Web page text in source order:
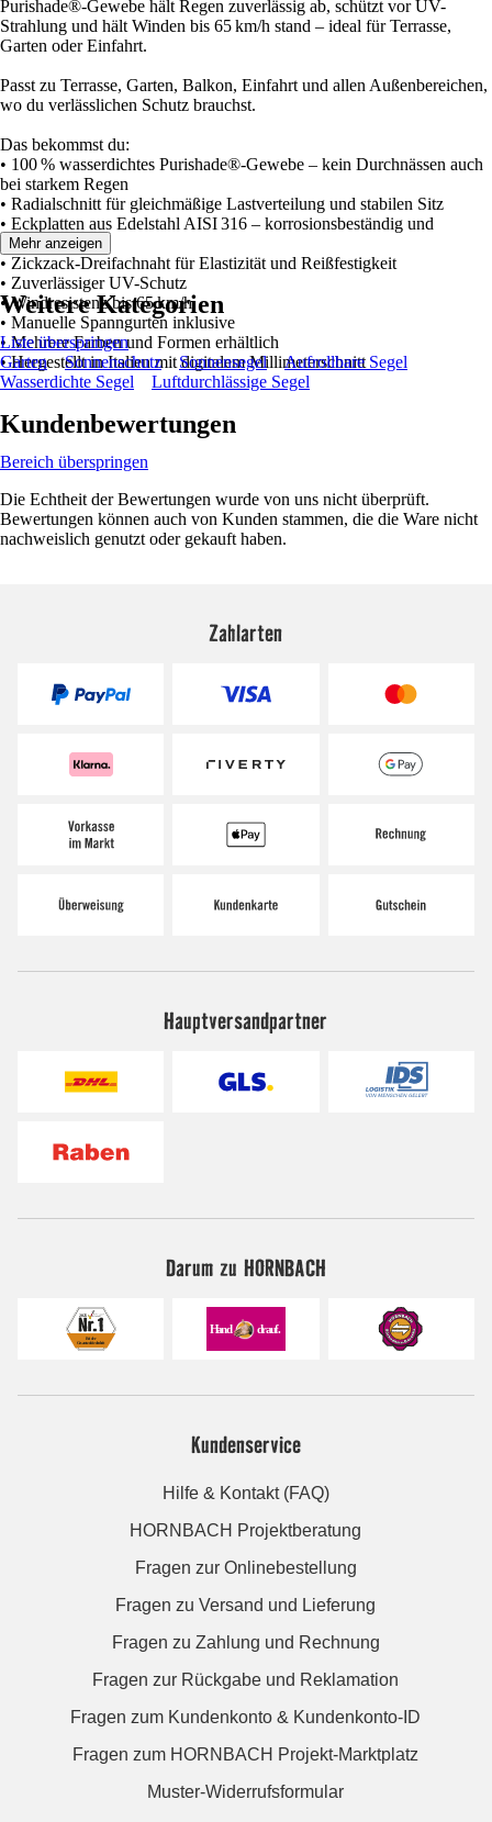
Purishade®-Gewebe hält Regen zuverlässig ab, schützt vor UV-
Strahlung und hält Winden bis 65 km/h stand – ideal für Terrasse,
Garten oder Einfahrt.
Passt zu Terrasse, Garten, Balkon, Einfahrt und allen Außenbereichen,
wo du verlässlichen Schutz brauchst.
Das bekommst du:
• 100 % wasserdichtes Purishade®-Gewebe – kein Durchnässen auch
bei starkem Regen
• Radialschnitt für gleichmäßige Lastverteilung und stabilen Sitz
• Eckplatten aus Edelstahl AISI 316 – korrosionsbeständig und
langlebig
• Zickzack-Dreifachnaht für Elastizität und Reißfestigkeit
• Zuverlässiger UV-Schutz
• Windresistenz bis 65 km/h
• Manuelle Spanngurten inklusive
• Mehrere Farben und Formen erhältlich
• Hergestellt in Italien mit digitalem Millimeterschnitt
Mehr anzeigen
Weitere Kategorien
Liste überspringen
Garten
Sonnenschutz Sonnensegel
Aufrollbare Segel
Wasserdichte Segel
Luftdurchlässige Segel
Kundenbewertungen
Bereich überspringen
Die Echtheit der Bewertungen wurde von uns nicht überprüft.
Bewertungen können auch von Kunden stammen, die die Ware nicht
nachweislich genutzt oder gekauft haben.
Zahlarten
Hauptversandpartner
Darum zu HORNBACH
Kundenservice
Hilfe & Kontakt (FAQ)
HORNBACH Projektberatung
Fragen zur Onlinebestellung
Fragen zu Versand und Lieferung
Fragen zu Zahlung und Rechnung
Fragen zur Rückgabe und Reklamation
Fragen zum Kundenkonto & Kundenkonto-ID
Fragen zum HORNBACH Projekt-Marktplatz
Muster-Widerrufsformular